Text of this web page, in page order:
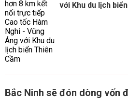
với Khu du lịch
Bắc Ninh sẽ đón dòng vốn